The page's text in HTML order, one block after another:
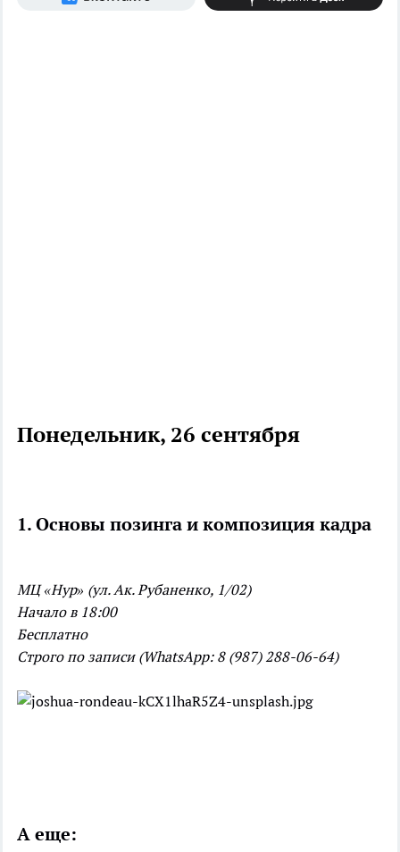
Понедельник, 26 сентября
1. Основы позинга и композиция кадра
МЦ «Нур» (ул. Ак. Рубаненко, 1/02)
Начало в 18:00
Бесплатно
Строго по записи (WhatsApp: 8 (987) 288-06-64)
А еще: